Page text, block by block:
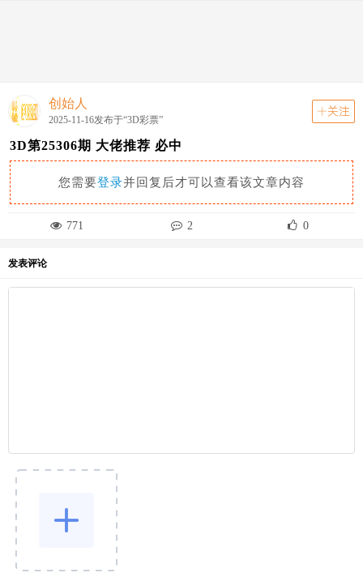
创始人
2025-11-16发布于“3D彩票”
关注
3D第25306期 大佬推荐 必中
您需要登录并回复后才可以查看该文章内容
771 2 0
发表评论